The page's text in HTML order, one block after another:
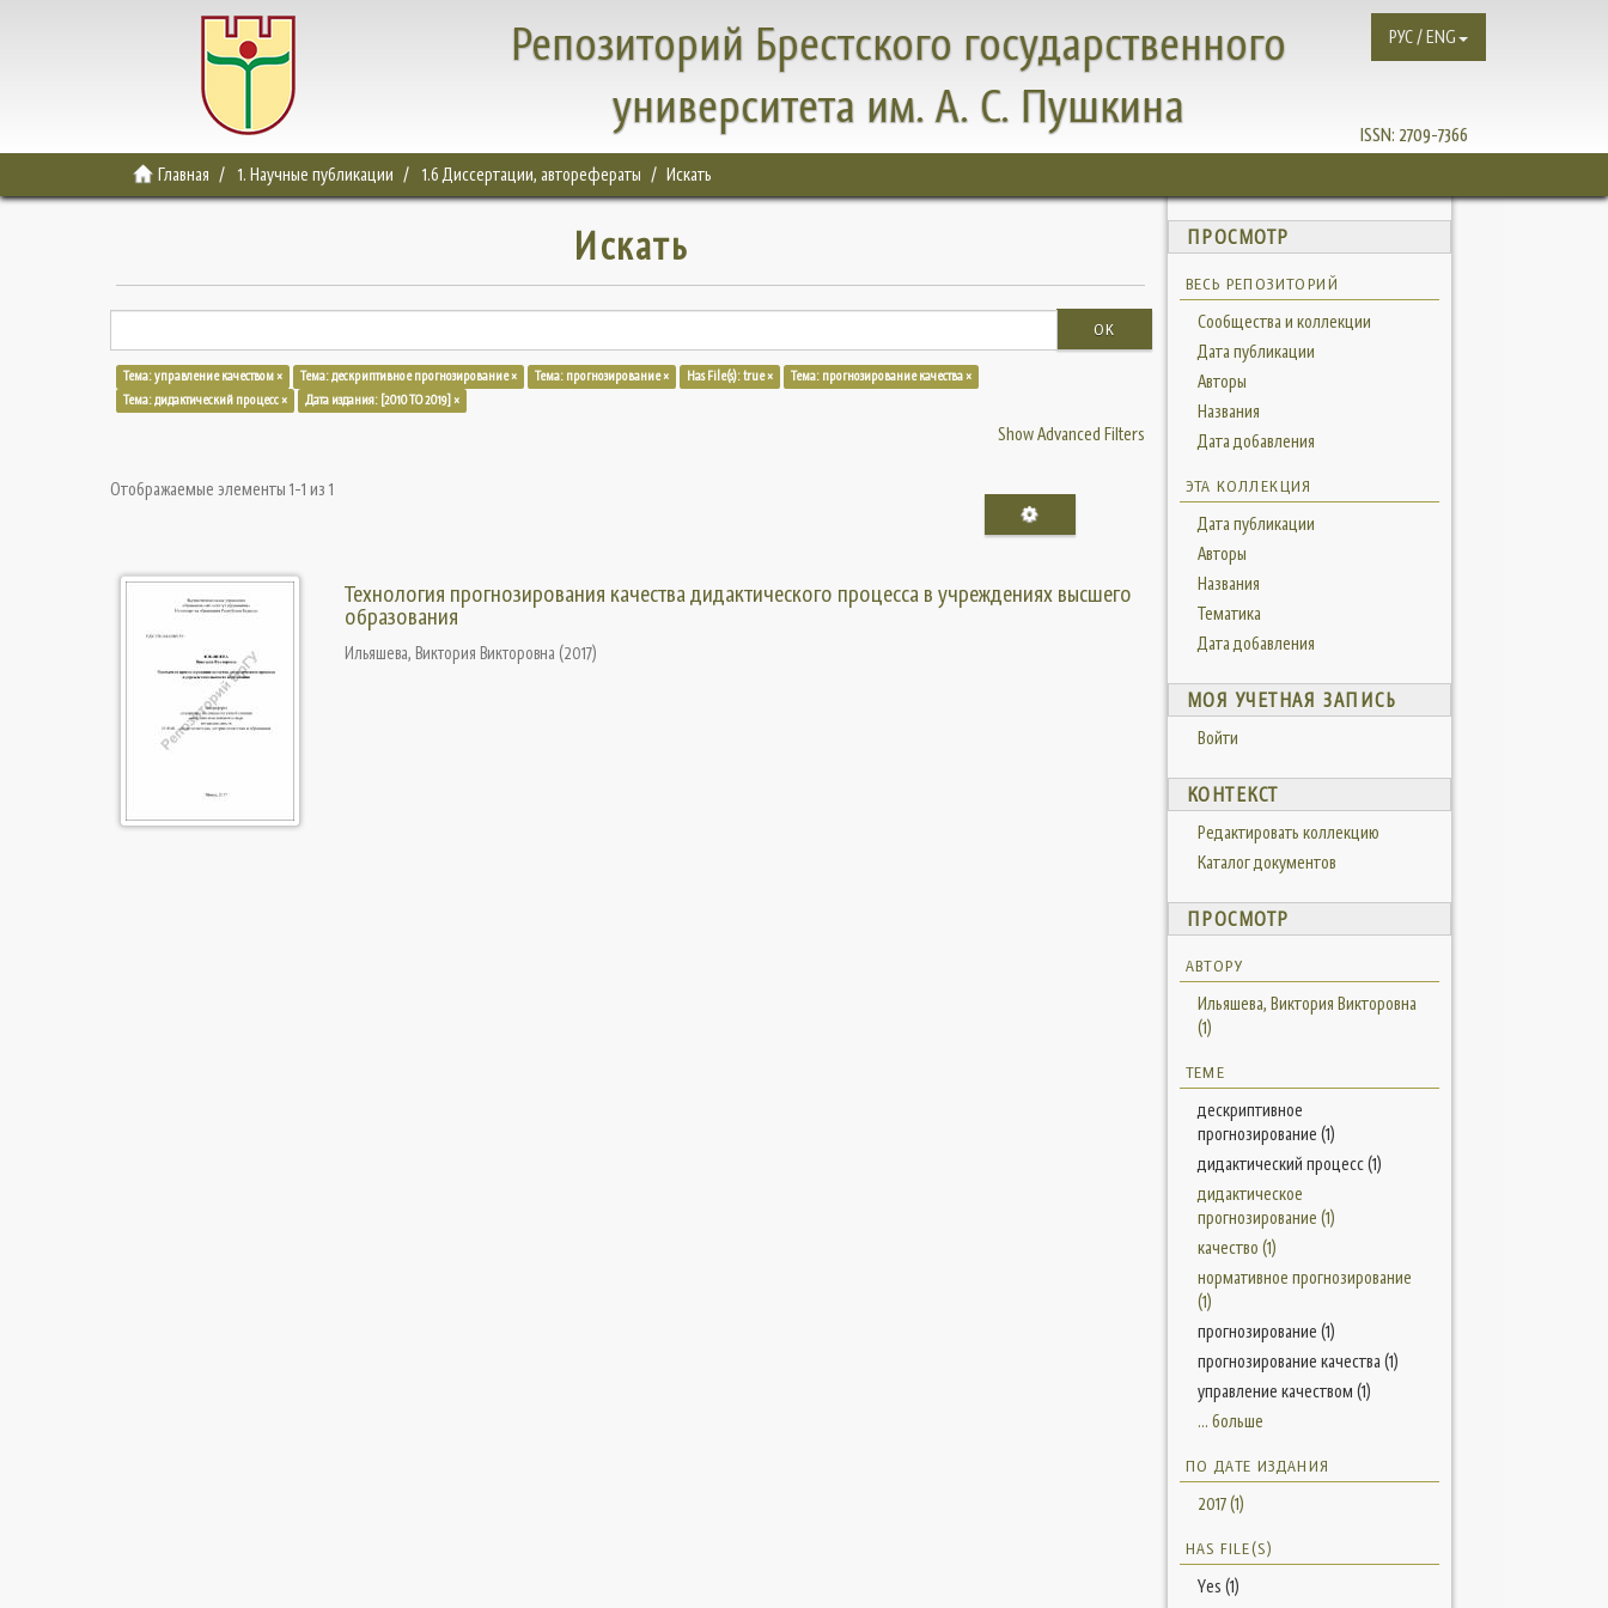
Репозиторий Брестского государственного
университета им. А. С. Пушкина
ISSN: 2709-7366
РУС / ENG
Главная 1. Научные публикации 1.6 Диссертации, авторефераты Искать
Искать
OK
Тема: управление качеством × Тема: дескриптивное прогнозирование × Тема: прогнозирование × Has File(s): true ×
Тема: прогнозирование качества ×
Тема: дидактический процесс ×
Дата издания: [2010 TO 2019] ×
Show Advanced Filters
Отображаемые элементы 1-1 из 1
Технология прогнозирования качества дидактического процесса в учреждениях высшего
образования
Ильяшева, Виктория Викторовна (2017)
ПРОСМОТР
ВЕСЬ РЕПОЗИТОРИЙ
Сообщества и коллекции
Дата публикации
Авторы
Названия
Дата добавления
ЭТА КОЛЛЕКЦИЯ
Дата публикации
Авторы
Названия
Тематика
Дата добавления
МОЯ УЧЕТНАЯ ЗАПИСЬ
Войти
КОНТЕКСТ
Редактировать коллекцию
Каталог документов
ПРОСМОТР
АВТОРУ
Ильяшева, Виктория Викторовна
(1)
ТЕМЕ
дескриптивное
прогнозирование (1)
дидактический процесс (1)
дидактическое
прогнозирование (1)
качество (1)
нормативное прогнозирование
(1)
прогнозирование (1)
прогнозирование качества (1)
управление качеством (1)
... больше
ПО ДАТЕ ИЗДАНИЯ
2017 (1)
HAS FILE(S)
Yes (1)